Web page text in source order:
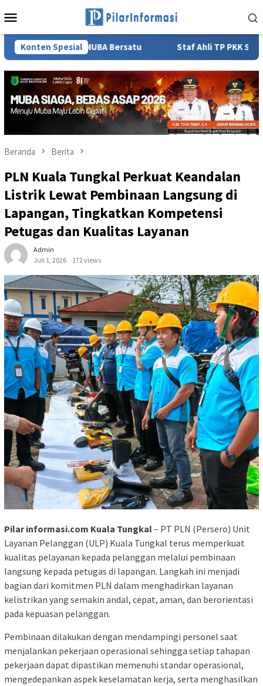
ke
Mobile
Konten Spesial
MUBA Bersatu Staf Ahli TP PKK Sumsel Lidyawati
Beranda Berita
PLN Kuala Tungkal Perkuat Keandalan
Listrik Lewat Pembinaan Langsung di
Lapangan, Tingkatkan Kompetensi
Petugas dan Kualitas Layanan
Admin
Juli 1, 2026
172 views
Pilar informasi.com Kuala Tungkal– PT PLN (Persero) Unit
Layanan Pelanggan (ULP) Kuala Tungkal terus memperkuat
kualitas pelayanan kepada pelanggan melalui pembinaan
langsung kepada petugas di lapangan. Langkah ini menjadi
bagian dari komitmen PLN dalam menghadirkan layanan
kelistrikan yang semakin andal, cepat, aman, dan berorientasi
pada kepuasan pelanggan.
Pembinaan dilakukan dengan mendampingi personel saat
menjalankan pekerjaan operasional sehingga setiap tahapan
pekerjaan dapat dipastikan memenuhi standar operasional,
mengedepankan aspek keselamatan kerja, serta menghasilkan